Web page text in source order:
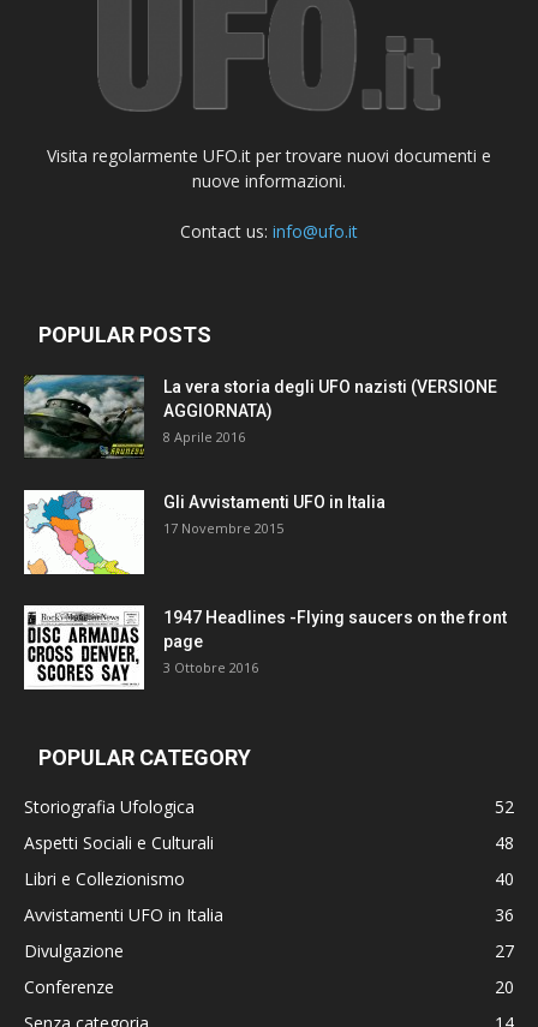
Visita regolarmente UFO.it per trovare nuovi documenti e
nuove informazioni.
Contact us: info@ufo.it
POPULAR POSTS
La vera storia degli UFO nazisti (VERSIONE
AGGIORNATA)
8 Aprile 2016
Gli Avvistamenti UFO in Italia
17 Novembre 2015
1947 Headlines -Flying saucers on the front
page
3 Ottobre 2016
POPULAR CATEGORY
Storiografia Ufologica
52
Aspetti Sociali e Culturali
48
Libri e Collezionismo
40
Avvistamenti UFO in Italia
36
Divulgazione
27
Conferenze
20
Senza categoria
14